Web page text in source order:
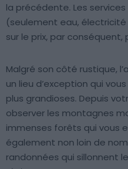
la précédente. Les
(seulement eau,
sur le prix, par conséquent,
Malgré son côté rustique,
un lieu d’exception qui
plus grandioses. Depuis
observer les montagnes
immenses forêts qui vous
également non loin de
randonnées qui sillonnent